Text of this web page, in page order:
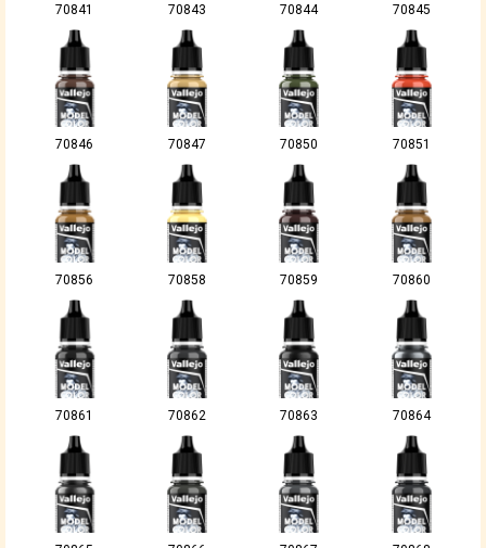
70841 70843 70844 70845
70846 70847 70850 70851
70856 70858 70859 70860
70861 70862 70863 70864